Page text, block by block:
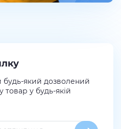
який дозволений
товар у будь-якій